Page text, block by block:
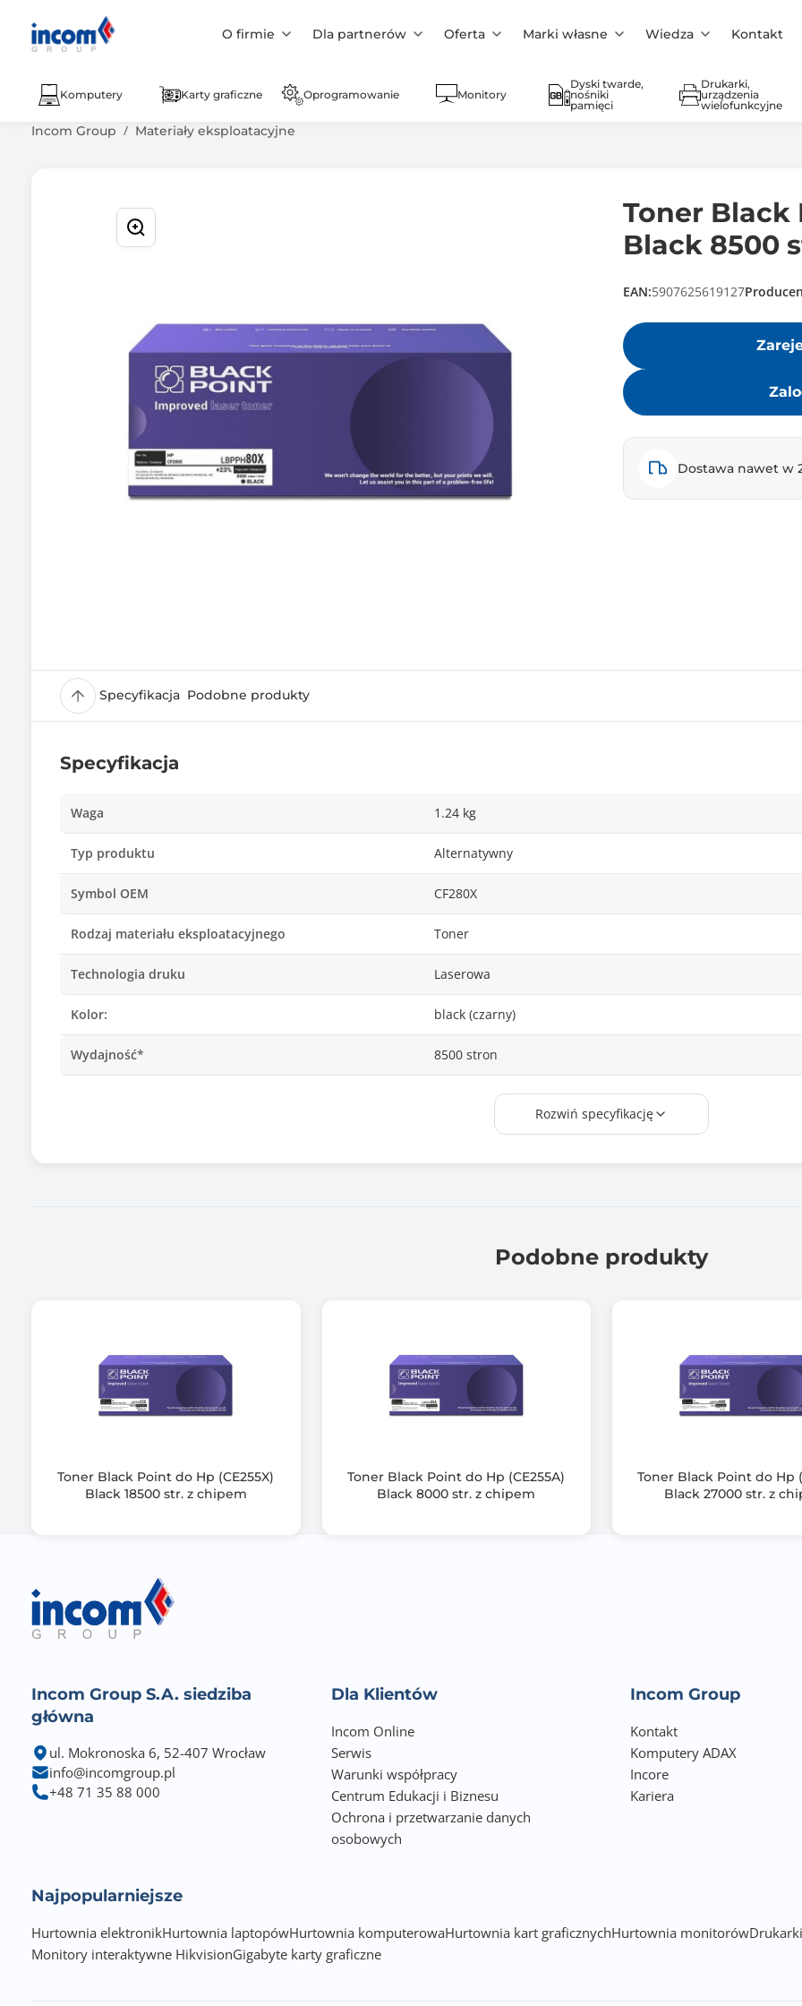
O firmie Dla partnerów Oferta Marki własne Wiedza Kontakt
Komputery Karty graficzne Oprogramowanie Monitory
Dyski twarde,
nośniki
pamięci
Drukarki,
urządzenia
wielofunkcyjne
Incom Group Materiały eksploatacyjne
Toner Black
Black 8500
EAN:5907625619127
Dostawa nawet w
Specyfikacja Podobne produkty
Specyfikacja
Waga 1.24 kg
Typ produktu Alternatywny
Symbol OEM CF280X
Rodzaj materiału eksploatacyjnego Toner
Technologia druku Laserowa
Kolor: black (czarny)
Wydajność* 8500 stron
HP LaserJet Pro: 400 m401dn, 400 m401a, 400 m401d, 400
400 m425dw, 400 m425dn
Rozwiń specyfikację
Podobne produkty
Toner Black Point do Hp (CE255X)
Black 18500 str. z chipem
Toner Black Point do Hp (CE255A)
Black 8000 str. z chipem
Toner Black Point do Hp
Black 27000 str. z
Incom Group S.A. siedziba
główna
ul. Mokronoska 6, 52-407 Wrocław
info@incomgroup.pl
+48 71 35 88 000
Dla Klientów
Incom Online
Serwis
Warunki współpracy
Centrum Edukacji i Biznesu
Ochrona i przetwarzanie danych
osobowych
Incom Group
Kontakt
Komputery ADAX
Incore
Kariera
Najpopularniejsze
Hurtownia elektronikHurtownia laptopówHurtownia komputerowaHurtownia kart graficznychHurtownia monitorów
Monitory interaktywne HikvisionGigabyte karty graficzne